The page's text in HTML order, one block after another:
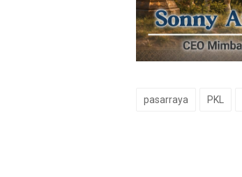
pasarraya PKL